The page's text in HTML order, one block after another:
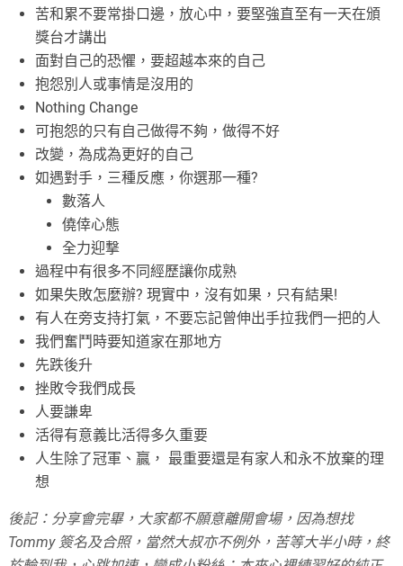
苦和累不要常掛口邊，放心中，要堅強直至有一天在頒
獎台才講出
面對自己的恐懼，要超越本來的自己
抱怨別人或事情是沒用的
Nothing Change
可抱怨的只有自己做得不夠，做得不好
改變，為成為更好的自己
如遇對手，三種反應，你選那一種?
數落人
僥倖心態
全力迎撃
過程中有很多不同經歷讓你成熟
如果失敗怎麼辦? 現實中，沒有如果，只有結果!
有人在旁支持打氣，不要忘記曾伸出手拉我們一把的人
我們奮鬥時要知道家在那地方
先跌後升
挫敗令我們成長
人要謙卑
活得有意義比活得多久重要
人生除了冠軍、贏， 最重要還是有家人和永不放棄的理
想
後記：分享會完畢，大家都不願意離開會場，因為想找
Tommy 簽名及合照，當然大叔亦不例外，苦等大半小時，終